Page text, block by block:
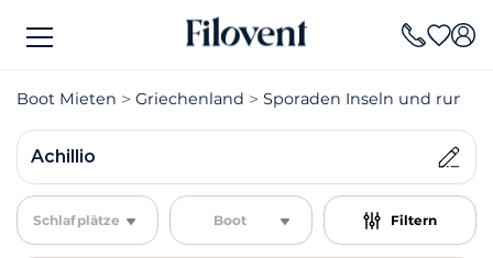
Boot Mieten Griechenland Sporaden Inseln und rund
Achillio
Schlafplätze Boot Filtern